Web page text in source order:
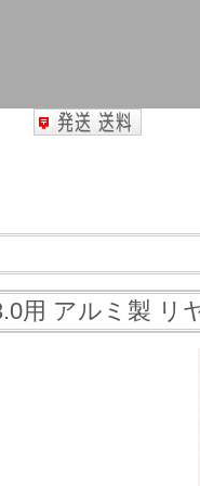
用 アルミ製 リ